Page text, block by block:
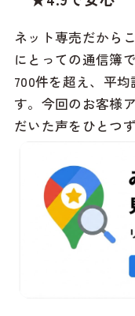
ネット専売だから
にとっての通信簿
700件を超え、平
す。今回のお客様
だいた声をひとつ